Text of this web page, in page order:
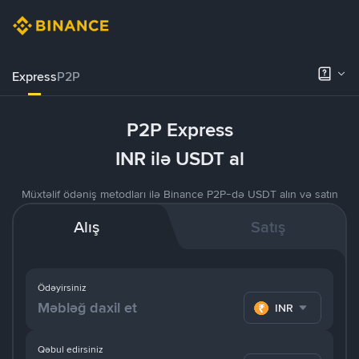
ExpressP2P
P2P Express
INR ilə USDT al
Müxtəlif ödəniş metodları ilə Binance P2P-də USDT alın və satın
Alış Satış
Ödəyirsiniz
INR
Qəbul edirsiniz